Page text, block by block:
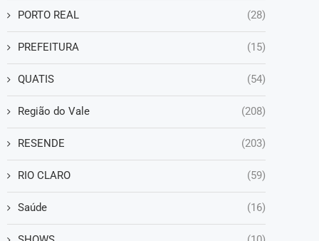
PORTO REAL (28)
PREFEITURA (15)
QUATIS (54)
Região do Vale (208)
RESENDE (203)
RIO CLARO (59)
Saúde (16)